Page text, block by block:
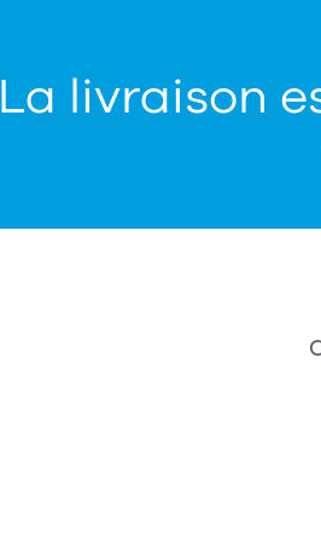
La livraison